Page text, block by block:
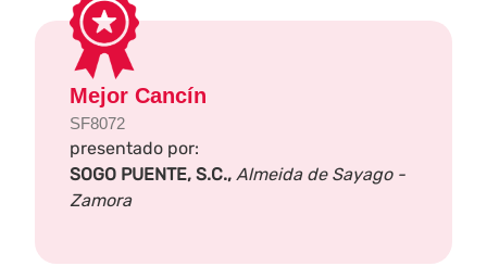
Mejor Cancín
SF8072
presentado por:
SOGO PUENTE, S.C., Almeida de Sayago -
Zamora